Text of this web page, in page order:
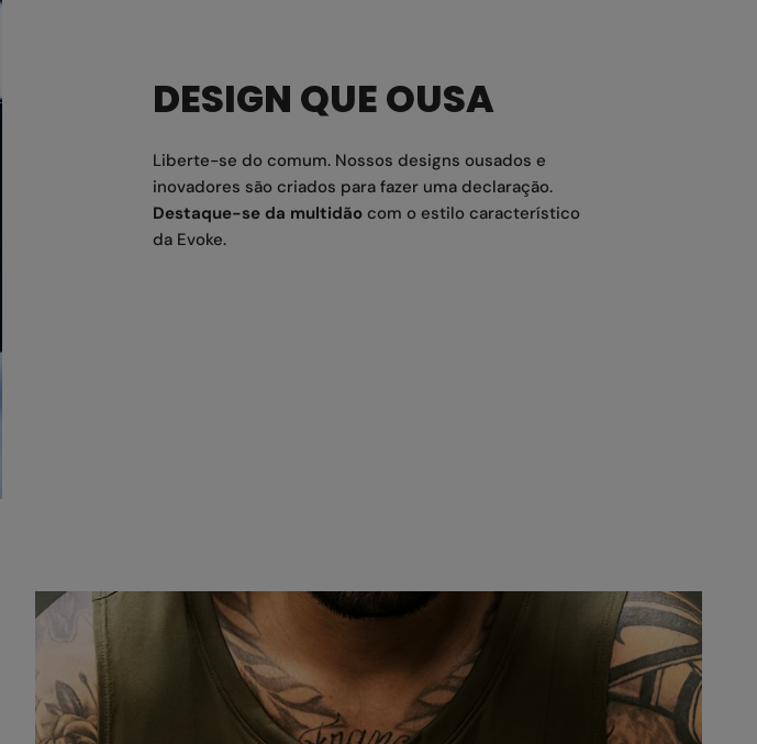
DESIGN QUE OUSA
Liberte-se do comum. Nossos designs ousados e
inovadores são criados para fazer uma declaração.
Destaque-se da multidão com o estilo característico
da Evoke.